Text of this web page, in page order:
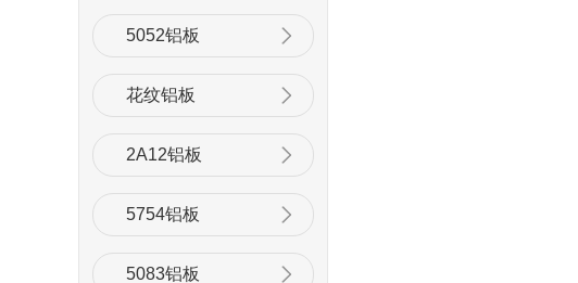
5052铝板
花纹铝板
2A12铝板
5754铝板
5083铝板